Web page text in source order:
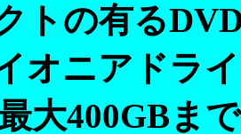
トの有る
オニアドラ
大400GBま